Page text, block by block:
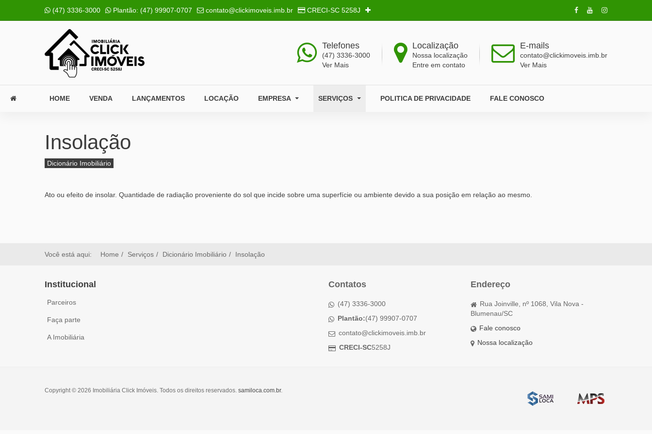
(47) 3336-3000 Plantão: (47) 99907-0707 contato@clickimoveis.imb.br CRECI-SC 5258J
Telefones
(47) 3336-3000
Ver Mais
Localização
Nossa localização
Entre em contato
E-mails
contato@clickimoveis.imb.br
Ver Mais
HOME VENDA LANÇAMENTOS LOCAÇÃO EMPRESA SERVIÇOS POLITICA DE PRIVACIDADE FALE CONOSCO
Insolação
Dicionário Imobiliário
Ato ou efeito de insolar. Quantidade de radiação proveniente do sol que incide sobre uma superfície ou ambiente devido a sua posição em relação ao mesmo.
Você está aqui: Home Serviços Dicionário Imobiliário Insolação
Institucional
Parceiros
Faça parte
A Imobiliária
Contatos
(47) 3336-3000
Plantão:(47) 99907-0707
contato@clickimoveis.imb.br
CRECI-SC5258J
Endereço
Rua Joinville, nº 1068, Vila Nova -
Blumenau/SC
Fale conosco
Nossa localização
Copyright © 2026 Imobiliária Click Imóveis. Todos os direitos reservados. samiloca.com.br.